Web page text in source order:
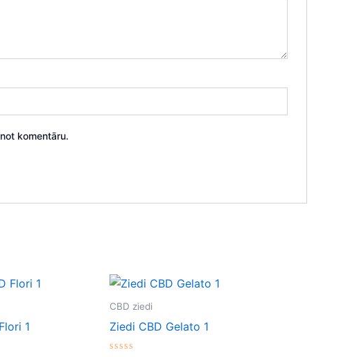
komentāru.
1
CBD ziedi
Ziedi CBD Gelato 1